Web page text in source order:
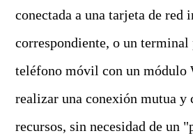
conectada a una tarjeta de red
correspondiente, o un
teléfono móvil con un módulo
realizar una conexión mutua y
recursos, sin necesidad de un